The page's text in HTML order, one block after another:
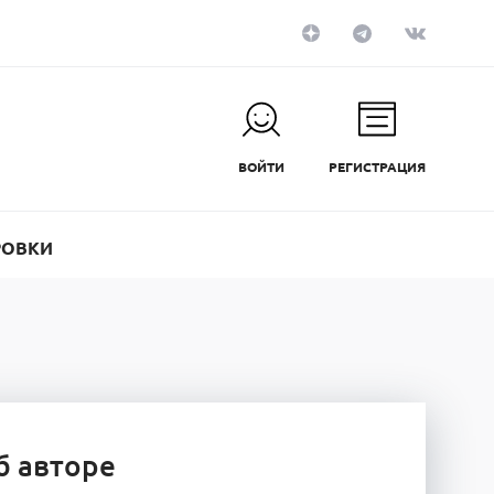
ВОЙТИ РЕГИСТРАЦИЯ
авторе